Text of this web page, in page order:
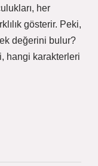
her
gösterir. Peki,
değerini bulur?
hangi karakterleri